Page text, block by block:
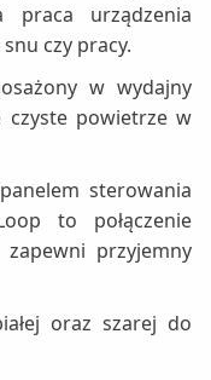
urządzenia
czy pracy.
w wydajny
czyste powietrze w
sterowania
to połączenie
przyjemny
oraz szarej do